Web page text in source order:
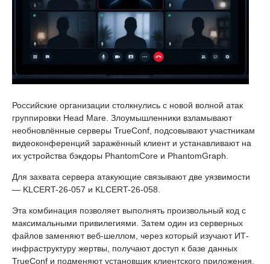
Российские организации столкнулись с новой волной атак
группировки Head Mare. Злоумышленники взламывают
необновлённые серверы TrueConf, подсовывают участникам
видеоконференций заражённый клиент и устанавливают на
их устройства бэкдоры PhantomCore и PhantomGraph.
Для захвата сервера атакующие связывают две уязвимости
— KLCERT-26-057 и KLCERT-26-058.
Эта комбинация позволяет выполнять произвольный код с
максимальными привилегиями. Затем один из серверных
файлов заменяют веб-шеллом, через который изучают ИТ-
инфраструктуру жертвы, получают доступ к базе данных
TrueConf и подменяют установщик клиентского приложения.